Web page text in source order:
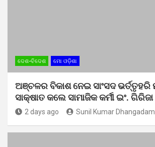
ଦେଶ-ବିଦେଶ ମୋ ଓଡ଼ିଶା
ଅଞ୍ଚଳର ବିକାଶ ନେଇ ସାଂସଦ ଭର୍ତ୍ତୃହରି
ସାକ୍ଷାତ କଲେ ସାମାଜିକ କର୍ମୀ ଇଂ.
2 days ago Sunil Kumar